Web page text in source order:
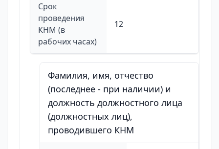
Срок
проведения
КНМ (в
рабочих часах)
12
Фамилия, имя, отчество
(последнее - при наличии) и
должность должностного лица
(должностных лиц),
проводившего КНМ